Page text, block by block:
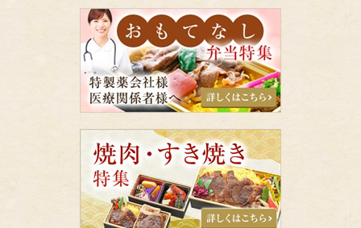
お
も
て
な
し
弁
当
特
焼
肉・
き
焼
き